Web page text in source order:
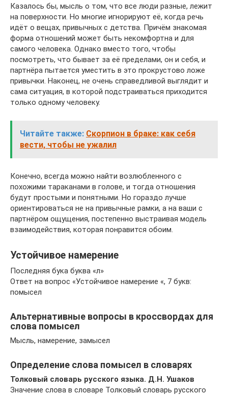
Казалось бы, мысль о том, что все люди разные, лежит
на поверхности. Но многие игнорируют её, когда речь
идёт о вещах, привычных с детства. Причём знакомая
форма отношений может быть некомфортна и для
самого человека. Однако вместо того, чтобы
посмотреть, что бывает за её пределами, он и себя, и
партнёра пытается уместить в это прокрустово ложе
привычки. Наконец, не очень справедливой выглядит и
сама ситуация, в которой подстраиваться приходится
только одному человеку.
Читайте также: Скорпион в браке: как себя
вести, чтобы не ужалил
Конечно, всегда можно найти возлюбленного с
похожими тараканами в голове, и тогда отношения
будут простыми и понятными. Но гораздо лучше
ориентироваться не на привычные рамки, а на ваши с
партнёром ощущения, постепенно выстраивая модель
взаимодействия, которая понравится обоим.
Устойчивое намерение
Последняя бука буква «л»
Ответ на вопрос «Устойчивое намерение «, 7 букв:
помысел
Альтернативные вопросы в кроссвордах для
слова помысел
Мысль, намерение, замысел
Определение слова помысел в словарях
Толковый словарь русского языка. Д.Н. Ушаков
Значение слова в словаре Толковый словарь русского